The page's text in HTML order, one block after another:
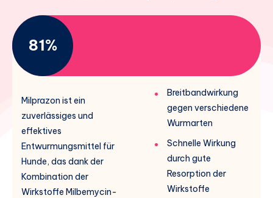
81%
Milprazon ist ein
zuverlässiges und
effektives
Entwurmungsmittel für
Hunde, das dank der
Kombination der
Wirkstoffe Milbemycin-
Breitbandwirkung
gegen verschiedene
Wurmarten
Schnelle Wirkung
durch gute
Resorption der
Wirkstoffe